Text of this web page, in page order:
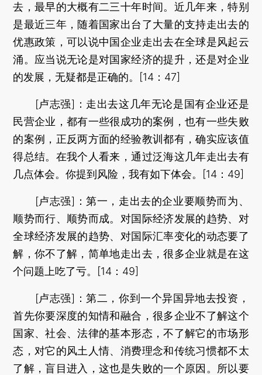
去，最早的大概有二三十年时间。近几年来，特别
是最近三年，随着国家出台了大量的支持走出去的
优惠政策，可以说中国企业走出去在全球是风起云
涌。应当说无论是对国家经济的提升，还是对企业
的发展，无疑都是正确的。[14：47]
[卢志强]：走出去这几年无论是国有企业还是
民营企业，都有一些很成功的案例，也有一些失败
的案例，正反两方面的经验教训都有，确实应该值
得总结。在我个人看来，通过泛海这几年走出去有
几点体会。你提到风险，我有如下体会。[14：49]
[卢志强]：第一，走出去的企业要顺势而为、
顺势而行、顺势而成。对国际经济发展的趋势、对
全球经济发展的趋势、对国际汇率变化的动态要了
解，你不了解，简单地走出去，很多企业就是在这
个问题上吃了亏。[14：49]
[卢志强]：第二，你到一个异国异地去投资，
首先你要深度的知情和融合，很多企业不了解这个
国家、社会、法律的基本形态，不了解它的市场形
态，对它的风土人情、消费理念和传统习惯都不太
了解，盲目进入，这也是失败的一个原因。所以要